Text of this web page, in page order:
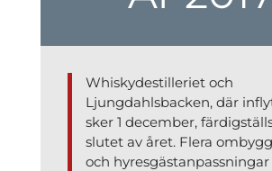
Whiskydestilleriet och
Ljungdahlsbacken, där
sker 1 december,
slutet av året. Flera
och